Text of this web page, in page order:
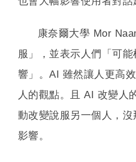
康奈爾大學 Mor
服」，並表示人們「可
響」。AI 雖然讓人更高
人的觀點。且 AI 改變人
動改變說服另一個人，
影響。